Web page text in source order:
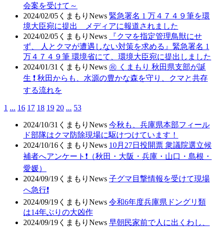
会案を受けて～
2024/02/05 くまもりNews 緊急署名 1 万４７４９筆を環
境大臣宛に提出 メディアに報道されました
2024/02/05 くまもりNews
『クマを指定管理鳥獣にせ
ず、 人とクマが遭遇しない対策を求める』緊急署名 1
万４７４９筆 環境省にて、環境大臣宛に提出しました
2024/01/31 くまもりNews ㊗ くまもり 秋田県支部が誕
生 ❗ 秋田からも、水源の豊かな森を守り、クマと共存
する流れを
1 ... 16 17 18 19 20 ... 53
2024/10/31 くまもりNews 今秋も、兵庫県本部フィール
ド部隊はクマ防除現場に駆けつけています！
2024/10/16 くまもりNews 10月27日投開票 衆議院選立候
補者へアンケート❗（秋田・大阪・兵庫・山口・島根・
愛媛）
2024/09/19 くまもりNews 子グマ目撃情報を受けて現場
へ急行❗
2024/09/19 くまもりNews 令和6年度兵庫県ドングリ類
は14年ぶりの大凶作
2024/09/19 くまもりNews 早朝民家前で人に出くわし、